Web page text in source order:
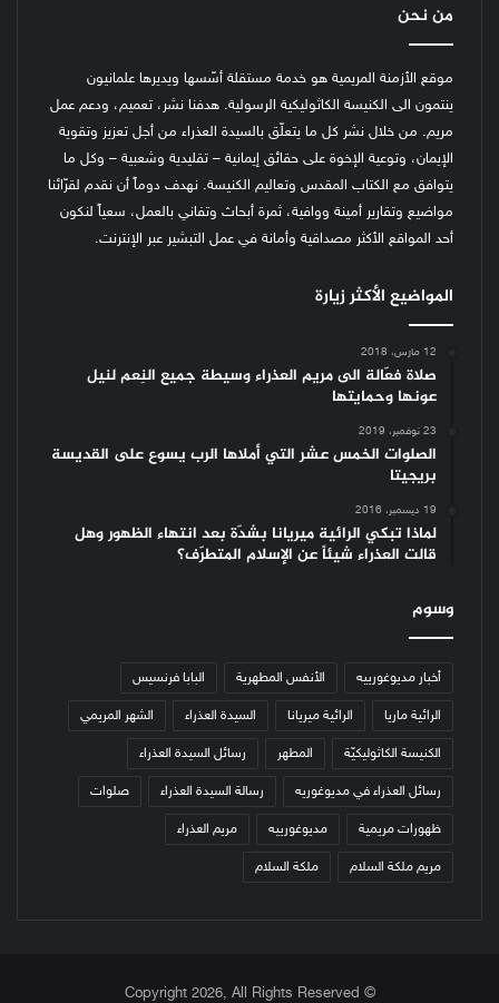
من نحن
موقع الأزمنة المريمية هو خدمة مستقلة أسّسها ويديرها علمانيون
ينتمون الى الكنيسة الكاثوليكية الرسولية. هدفنا نشر، تعميم، ودعم عمل
مريم. من خلال نشر كل ما يتعلّق بالسيدة العذراء من أجل تعزيز وتقوية
الإيمان، وتوعية الإخوة على حقائق إيمانية – تقليدية وشعبية – وكل ما
يتوافق مع الكتاب المقدس وتعاليم الكنيسة. نهدف دوماً أن نقدم لقرّائنا
مواضيع وتقارير أمينة ووافية، ثمرة أبحاث وتفاني بالعمل، سعياً لنكون
أحد المواقع الأكثر مصداقية وأمانة في عمل التبشير عبر الإنترنت.
المواضيع الأكثر زيارة
12 مارس، 2018
صلاة فعّالة الى مريم العذراء وسيطة جميع النِعم لنيل
عونها وحمايتها
23 نوفمبر، 2019
الصلوات الخمس عشر التي أملاها الرب يسوع على القديسة
بريجيتا
19 ديسمبر، 2016
لماذا تبكي الرائية ميريانا بشدّة بعد انتهاء الظهور وهل
قالت العذراء شيئاً عن الإسلام المتطرّف؟
وسوم
أخبار مديوغورييه الأنفس المطهرية البابا فرنسيس
الرائية ماريا الرائية ميريانا السيدة العذراء الشهر المريمي
الكنيسة الكاثوليكيّة المطهر رسائل السيدة العذراء
رسائل العذراء في مديوغوريه رسالة السيدة العذراء صلوات
ظهورات مريمية مديوغورييه مريم العذراء
مريم ملكة السلام ملكة السلام
© Copyright 2026, All Rights Reserved